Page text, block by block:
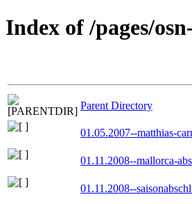
Index of /pages/
Parent Directory
01.05.2007--matthias-
01.11.2008--mallorca-
01.11.2008--